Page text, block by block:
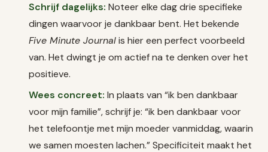
Schrijf dagelijks: Noteer elke dag drie specifieke
dingen waarvoor je dankbaar bent. Het bekende
Five Minute Journalis hier een perfect voorbeeld
van. Het dwingt je om actief na te denken over het
positieve.
Wees concreet: In plaats van “ik ben dankbaar
voor mijn familie”, schrijf je: “ik ben dankbaar voor
het telefoontje met mijn moeder vanmiddag, waarin
we samen moesten lachen.” Specificiteit maakt het